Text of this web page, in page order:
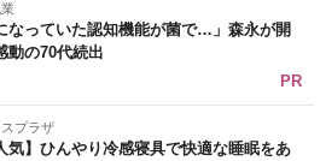
なっていた認知機能が菌で…」森永が開
動の70代続出
PR
プラザ
気】ひんやり冷感寝具で快適な睡眠をあ